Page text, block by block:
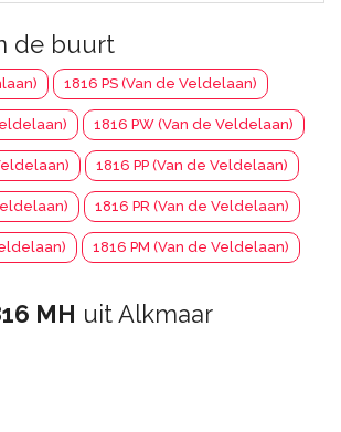
de buurt
1816 PS (Van de Veldelaan)
1816 PW (Van de Veldelaan)
1816 PP (Van de Veldelaan)
1816 PR (Van de Veldelaan)
1816 PM (Van de Veldelaan)
MH uit Alkmaar